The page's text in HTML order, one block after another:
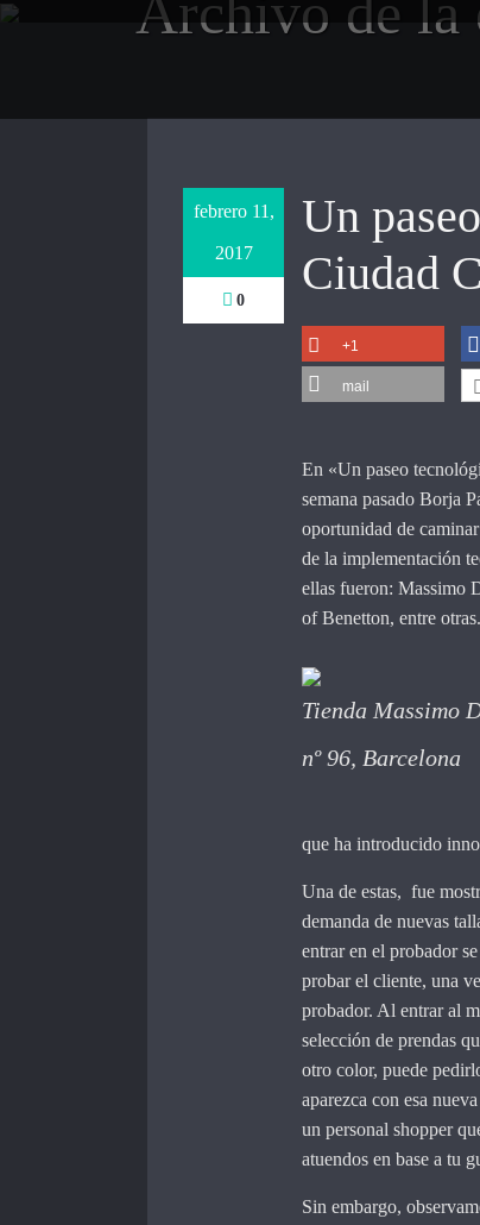
Saltar
febrero 11,
2017
0
Un
Ciudad
+1
mail
En «Un paseo
semana pasado Borja
oportunidad de
de la implementación
ellas fueron: Massimo
of Benetton, entre otras.
Tienda Massimo
nº 96, Barcelona
que ha introducido
Una de estas, fue
demanda de nuevas
entrar en el probador
probar el cliente, una
probador. Al entrar al
selección de prendas
otro color, puede
aparezca con esa
un personal shopper
atuendos en base a tu
Sin embargo,